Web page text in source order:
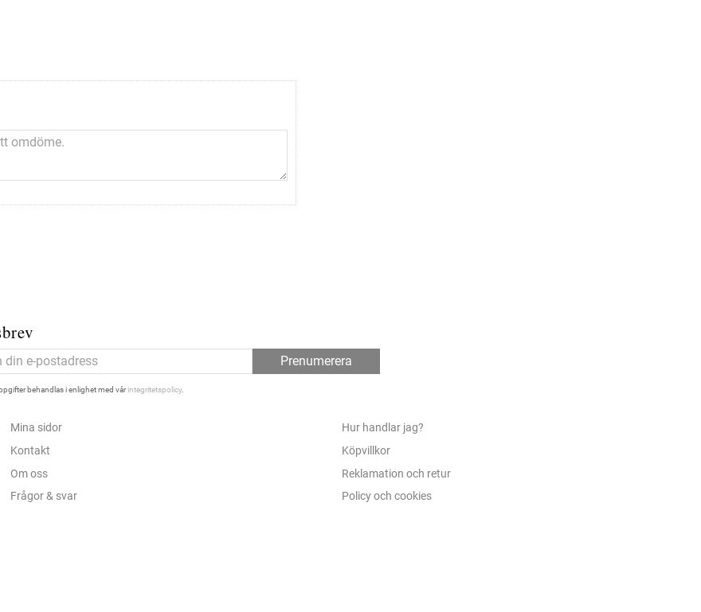
Prenumerera
behandlas i enlighet med vårintegritetspolicy.
Mina sidor
Kontakt
Om oss
Frågor & svar
Hur handlar jag?
Köpvillkor
Reklamation och retur
Policy och cookies